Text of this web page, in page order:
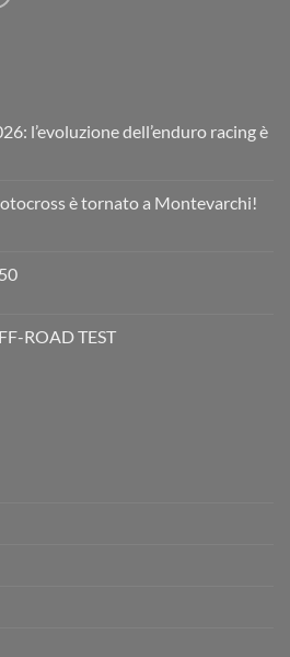
l’evoluzione dell’enduro racing è
è tornato a Montevarchi!
ROAD TEST